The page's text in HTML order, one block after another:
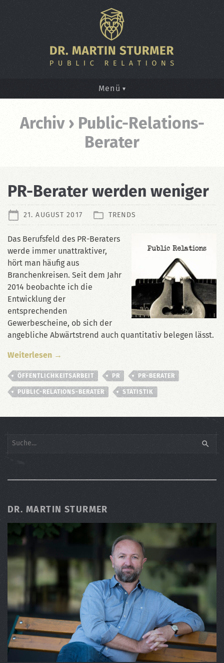
Menü
Archiv › Public-Relations-
Berater
PR-Berater werden weniger
21. AUGUST 2017 TRENDS
Das Berufsfeld des PR-Beraters
werde immer unattraktiver,
hört man häufig aus
Branchenkreisen. Seit dem Jahr
2014 beobachte ich die
Entwicklung der
entsprechenden
Gewerbescheine, ob sich der
angebliche Abwärtstrend auch quantitativ belegen lässt.
Weiterlesen →
ÖFFENTLICHKEITSARBEIT PR PR-BERATER
PUBLIC-RELATIONS-BERATER STATISTIK
Search
DR. MARTIN STURMER